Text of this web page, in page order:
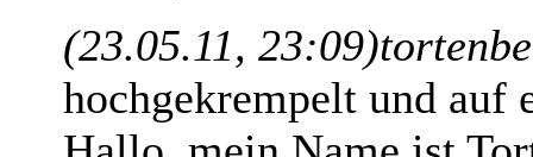
(23.05.11, 23:09)
hochgekrempelt und auf